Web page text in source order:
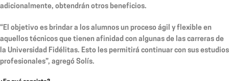
adicionalmente, obtendrán otros beneficios.
“El objetivo es brindar a los alumnos un proceso ágil y flexible en
aquellos técnicos que tienen afinidad con algunas de las carreras de
la Universidad Fidélitas. Esto les permitirá continuar con sus estudios
profesionales”, agregó Solís.